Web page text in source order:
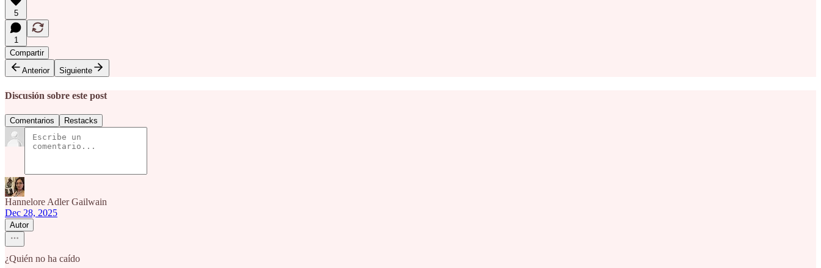
5
1
Compartir
Anterior
Siguiente
Discusión sobre este post
Comentarios Restacks
Hannelore Adler Gailwain
Dec 28, 2025
Autor
¿Quién no ha caído